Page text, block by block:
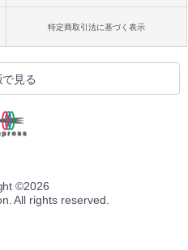
特定商取引法に基づく表示
で見る
©2026
All rights reserved.